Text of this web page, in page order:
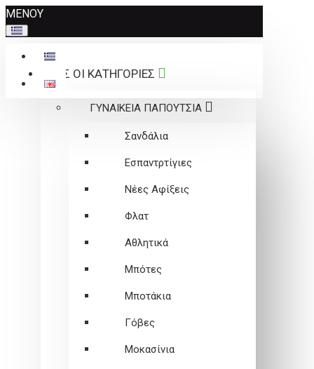
Σημείωση:
Αυτός
ο
ιστότοπος
περιλαμβάνει
ΜΕΝΟΥ
ΟΛΕΣ ΟΙ ΚΑΤΗΓΟΡΙΕΣ
ΓΥΝΑΙΚΕΙΑ ΠΑΠΟΥΤΣΙΑ
Σανδάλια
Εσπαντρτίγιες
Νέες Αφίξεις
Φλατ
Αθλητικά
Μπότες
Μποτάκια
Γόβες
Μοκασίνια